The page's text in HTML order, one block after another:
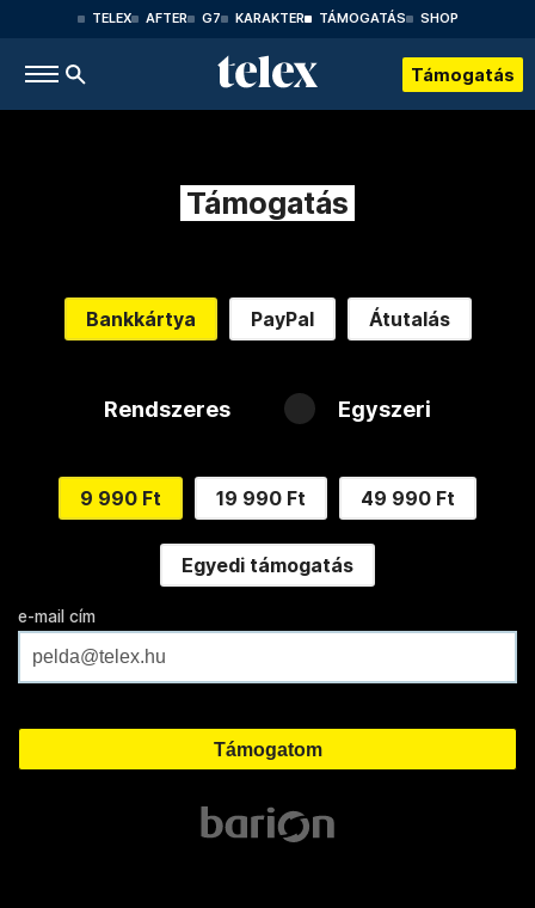
TELEX AFTER G7 KARAKTER TÁMOGATÁS SHOP
Támogatás
Támogatás
Bankkártya PayPal Átutalás
Rendszeres Egyszeri
9 990 Ft 19 990 Ft 49 990 Ft
Egyedi támogatás
e-mail cím